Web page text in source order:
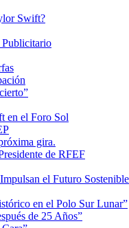
Swift?
Publicitario
en el Foro Sol
gira.
de RFEF
el Futuro
en el Polo Sur Lunar”
de 25 Años”